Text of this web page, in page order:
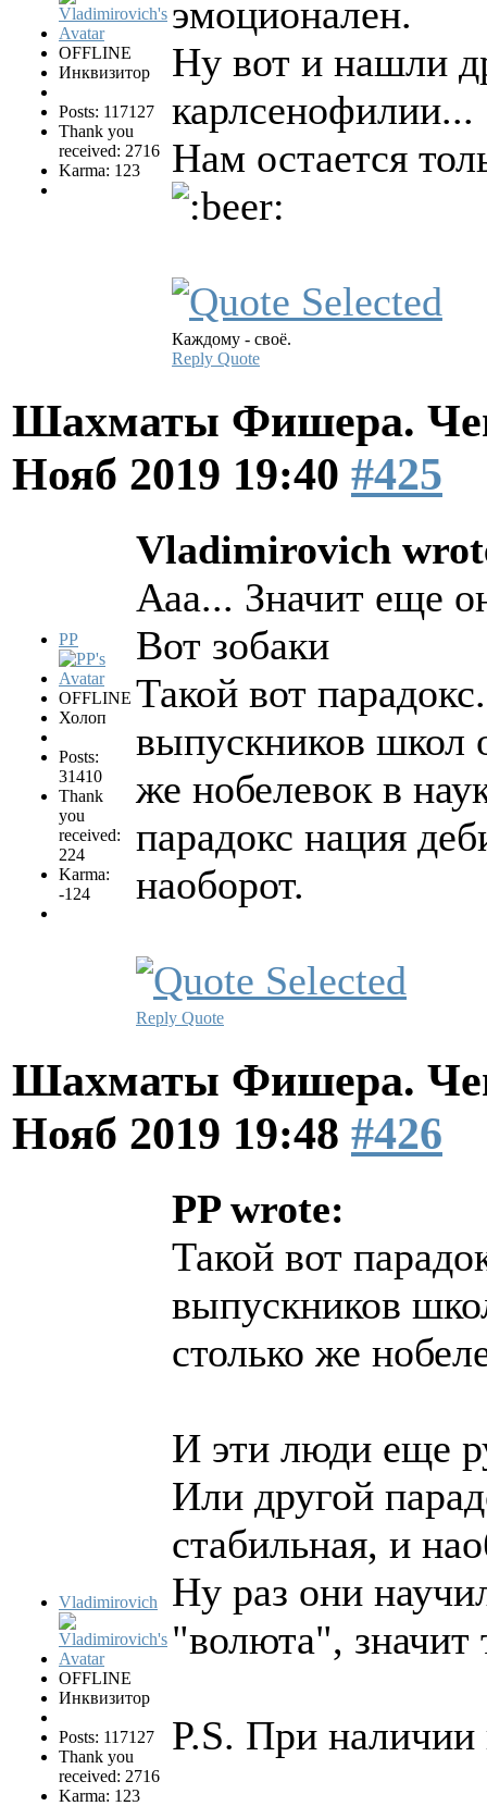
OFFLINE
Инквизитор
Posts: 117127
Thank you
received: 2716
Karma: 123
эмоционален.
Ну вот и нашли
карлсенофилии...
Нам остается
Каждому - своё.
Reply Quote
Шахматы Фишера.
Нояб 2019 19:40 #425
PP
OFFLINE
Холоп
Posts:
31410
Thank
you
received:
224
Karma:
-124
Vladimirovich
Ааа... Значит еще
Вот зобаки
Такой вот
выпускников школ
же нобелевок в
парадокс нация
наоборот.
Reply Quote
Шахматы Фишера.
Нояб 2019 19:48 #426
Vladimirovich
OFFLINE
Инквизитор
Posts: 117127
Thank you
received: 2716
Karma: 123
PP wrote:
Такой вот
выпускников
столько же
И эти люди еще
Или другой
стабильная, и
Ну раз они
"волюта",
P.S. При наличии